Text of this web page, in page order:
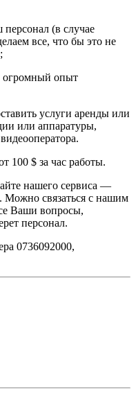
(в случае
все, что бы это не
огромный опыт
услуги аренды или
или аппаратуры,
100 $ за час работы.
нашего сервиса —
Можно связаться с нашим
Ваши вопросы,
персонал.
0736092000,